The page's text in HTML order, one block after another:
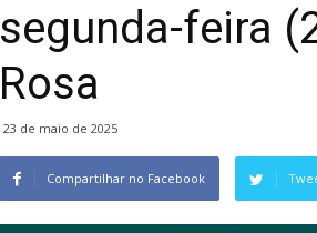
segunda-feira
Rosa
23 de maio de 2025
Compartilhar no Facebook